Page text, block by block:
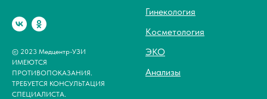
© 2023 Медцентр-УЗИ
ИМЕЮТСЯ
ПРОТИВОПОКАЗАНИЯ.
ТРЕБУЕТСЯ КОНСУЛЬТАЦИЯ
СПЕЦИАЛИСТА.
Гинекология
Косметология
ЭКО
Анализы